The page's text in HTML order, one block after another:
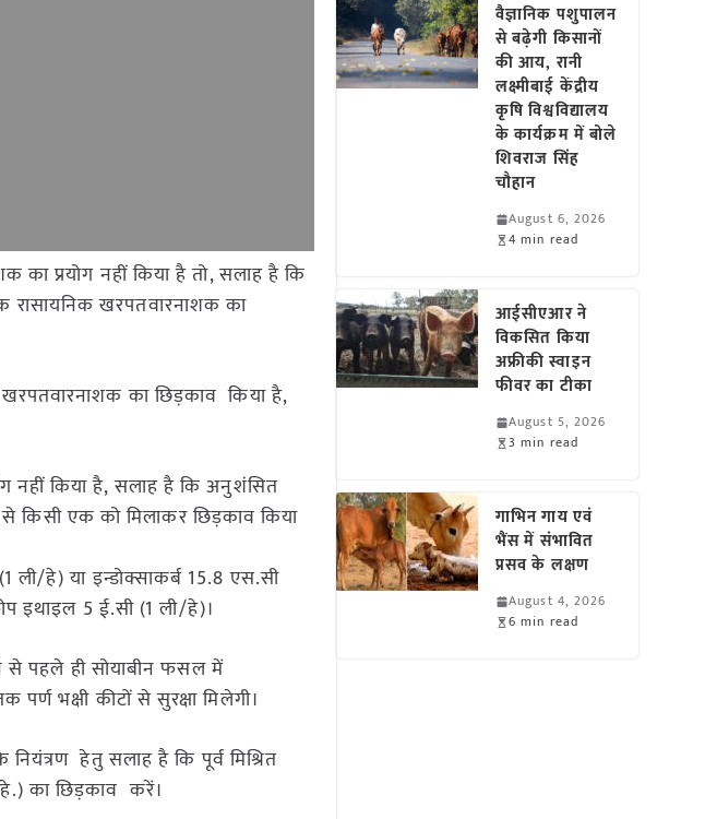
प्रयोग नहीं किया है तो, सलाह है कि
खरपतवारनाशक का
खरपतवारनाशक का छिड़काव किया है,
नहीं किया है, सलाह है कि अनुशंसित
किसी एक को मिलाकर छिड़काव किया
ली/हे) या इन्डोक्साकर्ब 15.8 एस.सी
इथाइल 5 ई.सी (1 ली/हे)।
से पहले ही सोयाबीन फसल में
भक्षी कीटों से सुरक्षा मिलेगी।
हेतु सलाह है कि पूर्व मिश्रित
हे.) का छिड़काव करें।
वैज्ञानिक पशुपालन
से बढ़ेगी किसानों
की आय, रानी
लक्ष्मीबाई केंद्रीय
कृषि विश्वविद्यालय
के कार्यक्रम में बोले
शिवराज सिंह
चौहान
August 6, 2026
4 min read
आईसीएआर ने
विकसित किया
अफ्रीकी स्वाइन
फीवर का टीका
August 5, 2026
3 min read
गाभिन गाय एवं
भैंस में संभावित
प्रसव के लक्षण
August 4, 2026
6 min read